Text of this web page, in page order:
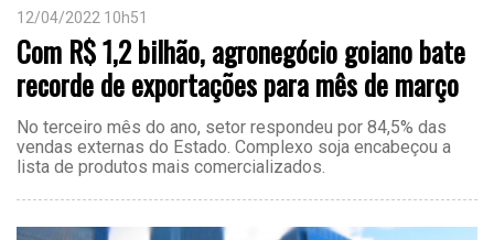
12/04/2022 10h51
Com R$ 1,2 bilhão, agronegócio goiano bate
recorde de exportações para mês de março
No terceiro mês do ano, setor respondeu por 84,5% das
vendas externas do Estado. Complexo soja encabeçou a
lista de produtos mais comercializados.